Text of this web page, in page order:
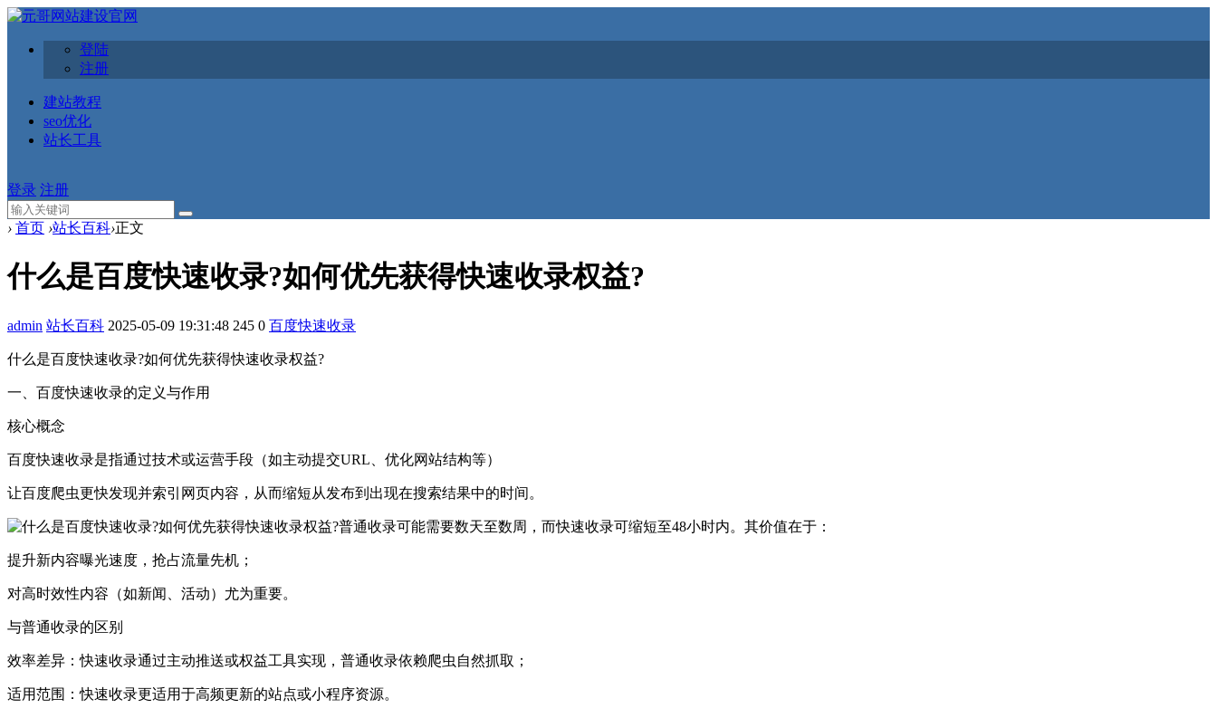
登陆
注册
建站教程
seo优化
站长工具
登录 注册
› 首页 ›站长百科›正文
什么是百度快速收录?如何优先获得快速收录权益?
admin 站长百科 2025-05-09 19:31:48 245 0 百度快速收录
什么是百度快速收录?如何优先获得快速收录权益?
一、百度快速收录的定义与作用
‌核心概念‌
百度快速收录是指通过技术或运营手段（如主动提交URL、优化网站结构等）
让百度爬虫更快发现并索引网页内容，从而缩短从发布到出现在搜索结果中的时间。
普通收录可能需要数天至数周，而快速收录可缩短至48小时内。其价值在于： ‌
提升新内容曝光速度，抢占流量先机； ‌
对高时效性内容（如新闻、活动）尤为重要。
‌与普通收录的区别‌
‌效率差异‌：快速收录通过主动推送或权益工具实现，普通收录依赖爬虫自然抓取；
‌适用范围‌：快速收录更适用于高频更新的站点或小程序资源。